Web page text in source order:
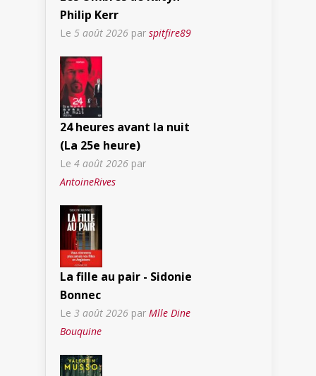
Philip Kerr
Le 5 août 2026 par spitfire89
24 heures avant la nuit
(La 25e heure)
Le 4 août 2026 par
AntoineRives
La fille au pair - Sidonie
Bonnec
Le 3 août 2026 par Mlle Dine
Bouquine